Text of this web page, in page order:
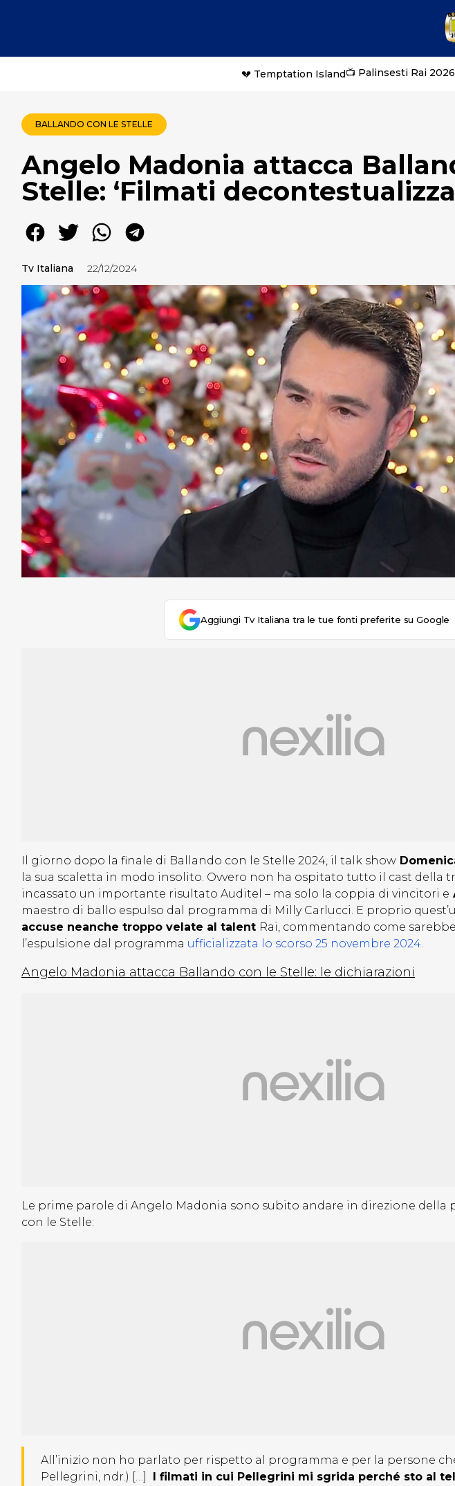
💔 Temptation Island📺 Palinsesti Rai 2026
BALLANDO CON LE STELLE
Angelo Madonia attacca
Stelle: ‘Filmati
Tv Italiana 22/12/2024
Aggiungi Tv Italiana tra le tue fonti preferite su Google
Il giorno dopo la finale di Ballando con le Stelle 2024, il talk show
la sua scaletta in modo insolito. Ovvero non ha ospitato tutto il cast della
incassato un importante risultato Auditel – ma solo la coppia di vincitori e
maestro di ballo espulso dal programma di Milly Carlucci. E proprio
accuse neanche troppo velate al talent Rai, commentando come
l’espulsione dal programma ufficializzata lo scorso 25 novembre 2024.
Angelo Madonia attacca Ballando con le Stelle: le dichiarazioni
Le prime parole di Angelo Madonia sono subito andare in direzione della
con le Stelle:
All’inizio non ho parlato per rispetto al programma e per la persone
Pellegrini, ndr.) […]
I filmati in cui Pellegrini mi sgrida perché sto al